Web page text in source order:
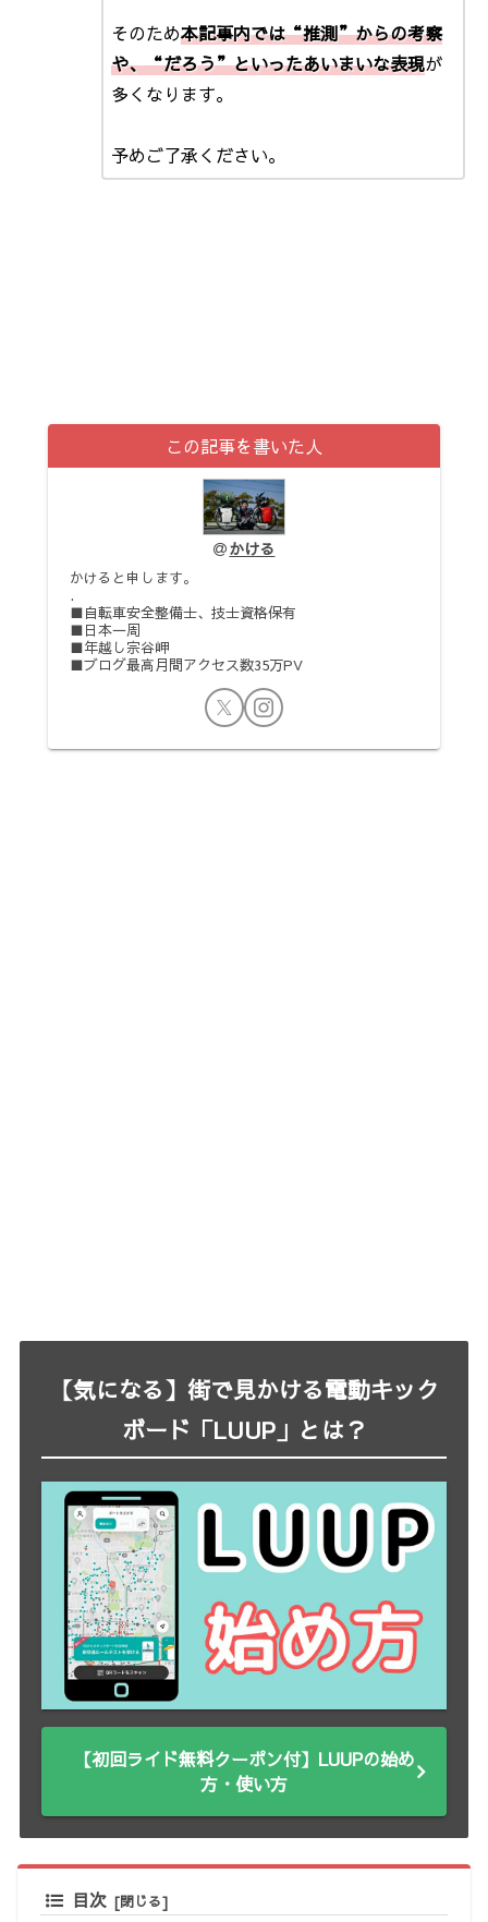
そのため本記事内では“推測”からの考察
や、“だろう”といったあいまいな表現が
多くなります。
予めご了承ください。
この記事を書いた人
かける
かけると申します。
.
■自転車安全整備士、技士資格保有
■日本一周
■年越し宗谷岬
■ブログ最高月間アクセス数35万PV
【気になる】街で見かける電動キック
ボード「LUUP」とは？
【初回ライド無料クーポン付】LUUPの始め
方・使い方
目次